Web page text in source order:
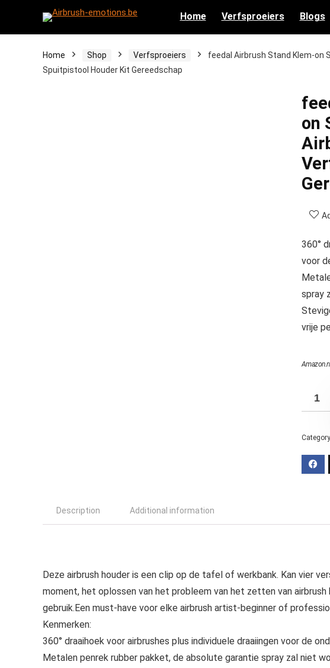
Home Verfsproeiers Blogs
Home Shop Verfsproeiers
feedal Airbrush Stand Klem-on
Spuitpistool Houder Kit Gereedschap
on
360°
voor
spray
vrije
Description Additional information
Deze airbrush houder is een clip op de tafel of werkbank. Kan vier
moment, het oplossen van het probleem van het zetten van airbrush
gebruik.Een must-have voor elke airbrush artist-beginner of
Kenmerken:
360° draaihoek voor airbrushes plus individuele draaiingen voor de
Metalen penrek rubber pakket, de absolute garantie spray zal niet